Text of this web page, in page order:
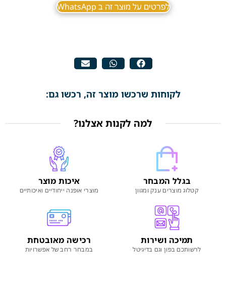
לפרטים על מוצר זה ב WhatsApp
לקוחות שרכשו מוצר זה, רכשו גם:
למה לקנות אצלנו?
בגלל המבחר
קטלוג מוצרים ענק ומגוון
איכות מוצר
מוצרי אופנה ייחודיים ואיכותיים
תמיכה ושירות
לרשותכם בפון וגם בדיגיטל
רכישה מאובטחת
במבחר רחב של אפשרויות